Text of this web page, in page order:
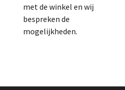
met de winkel en wij
bespreken de
mogelijkheden.